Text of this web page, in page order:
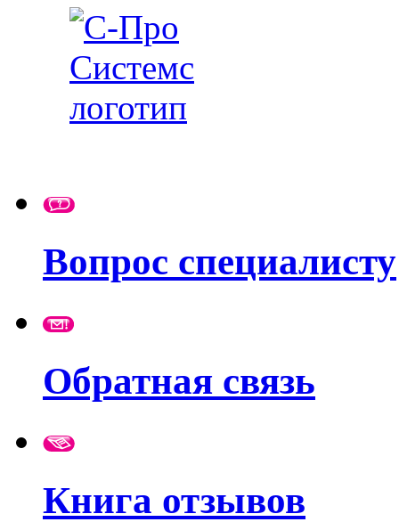
Вопрос специалисту
Обратная связь
Книга отзывов